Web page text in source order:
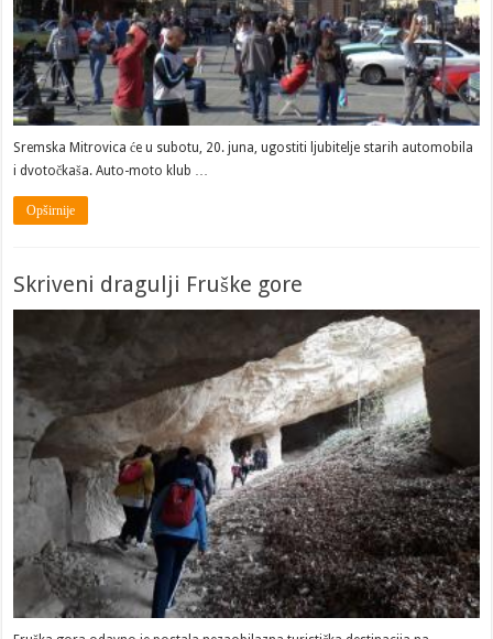
​Sremska Mitrovica će u subotu, 20. juna, ugostiti ljubitelje starih automobila
i dvotočkaša. Auto-moto klub …
Opširnije
Skriveni dragulji Fruške gore